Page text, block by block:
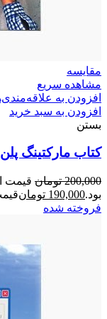
مقایسه
مشاهده سریع
افزودن به
افزودن به سبد خرید
بستن
کتاب مارکتینگ
200,000 تومان
بود.190,000 تومانقیمت
فروخته شده